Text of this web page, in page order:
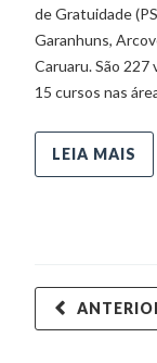
de Gratuidade
Garanhuns,
Caruaru. São 227
15 cursos nas
LEIA MAIS